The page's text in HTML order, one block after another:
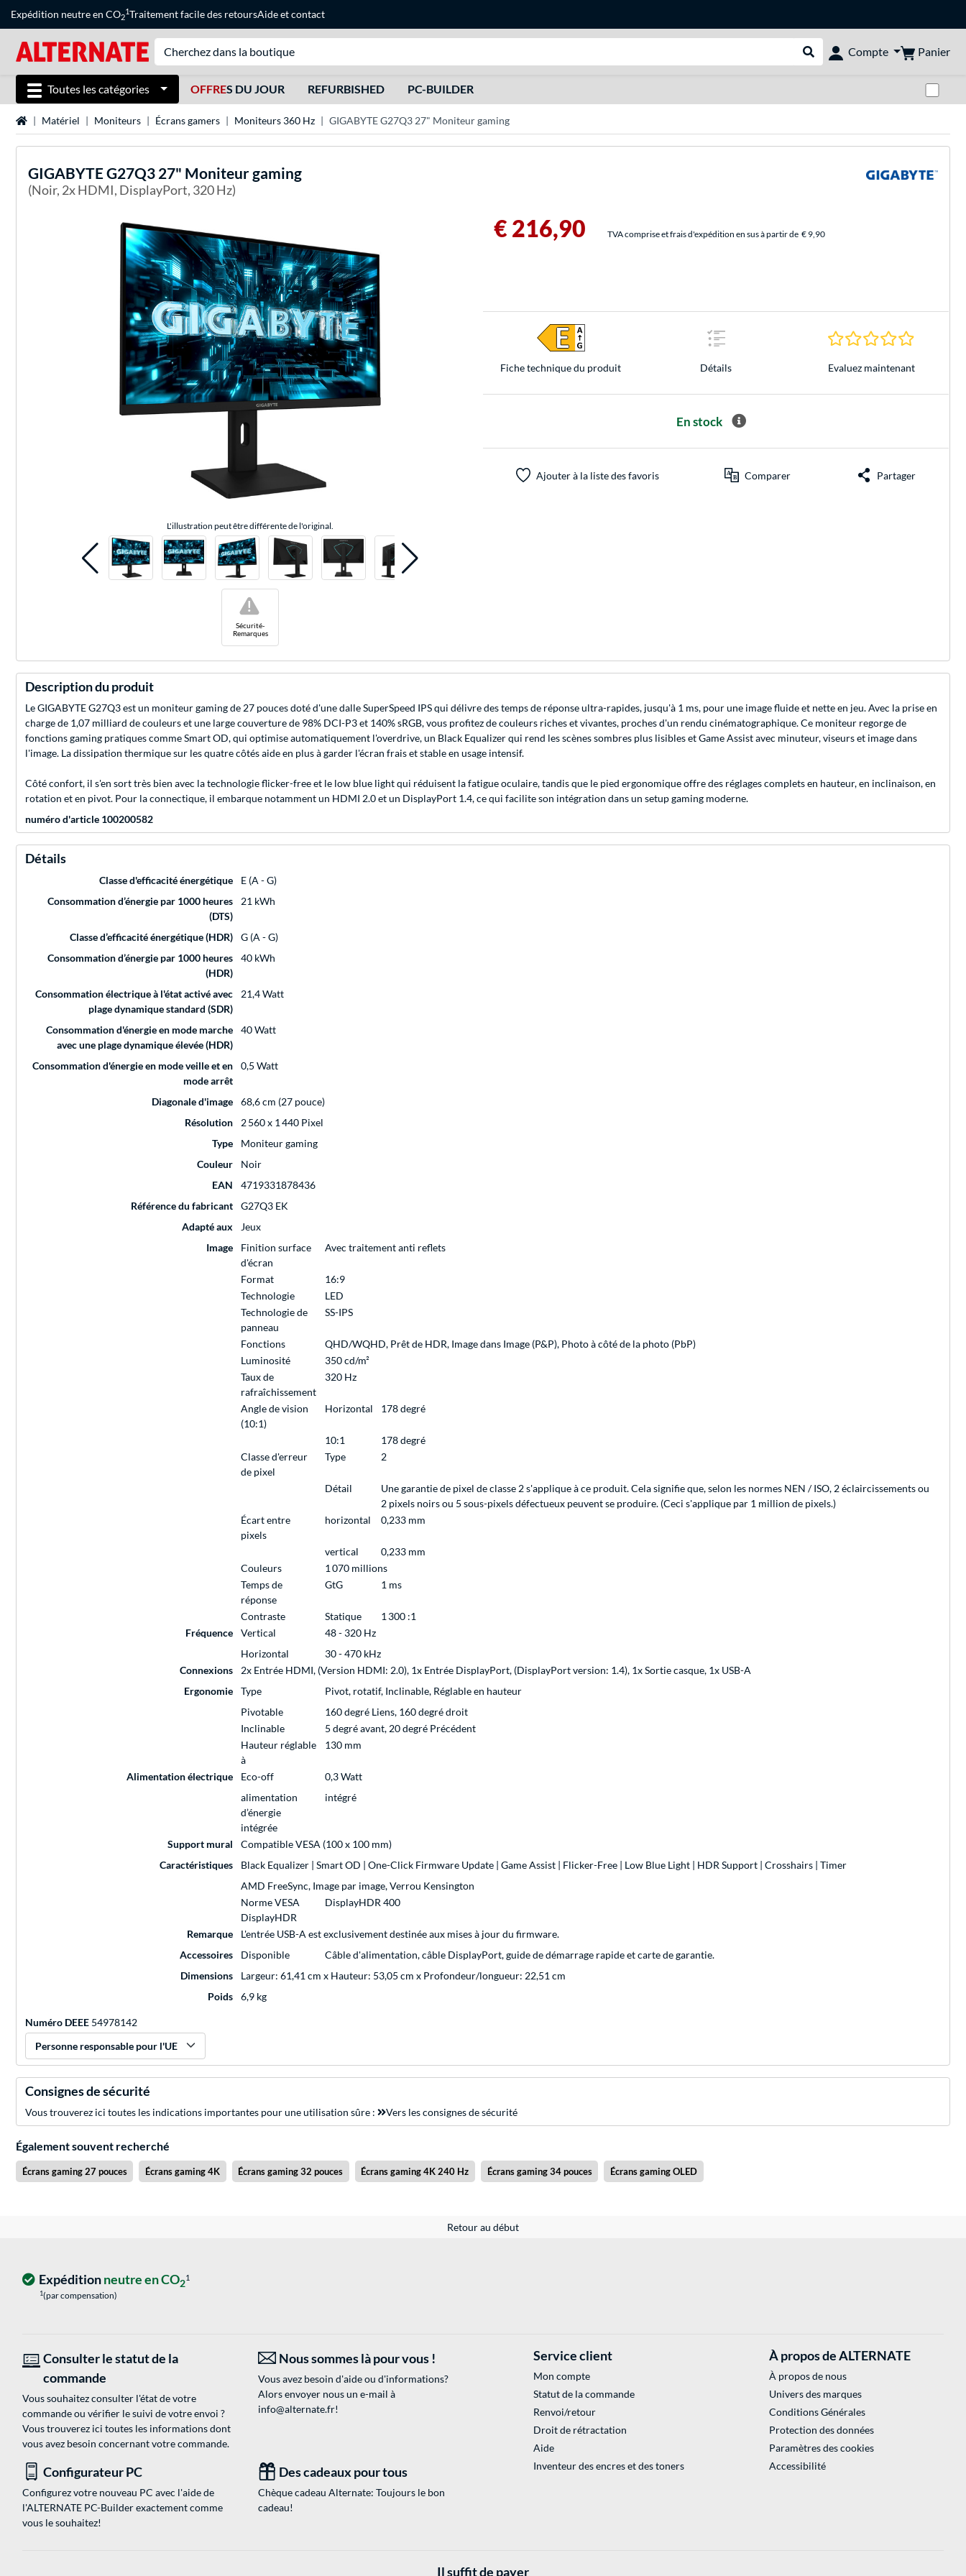
Expédition neutre en CO2
1Traitement facile des retoursAideetcontact
Rechercher dans le shop
Compte Panier
Toutes les catégories OFFRES DU JOUR REFURBISHED PC-BUILDER
Page d'accueil
Matériel Moniteurs Écrans gamers Moniteurs 360 Hz GIGABYTE G27Q3 27" Moniteur gaming
GIGABYTEG27Q3 27" Moniteur gaming
(Noir, 2x HDMI, DisplayPort, 320 Hz)
L'illustration peut être différente de l'original.
Sécurité-
Remarques
!
€ 216,90 TVA comprise et frais d'expédition en sus à partir de € 9,90
Fiche technique du produit Détails
0.0 Étoiles
Evaluez maintenant
En stock
Ajouter à la liste des favoris Comparer Partager
Description du produit
Le GIGABYTE G27Q3 est un moniteur gaming de 27 pouces doté d'une dalle SuperSpeed IPS qui délivre des temps de réponse ultra-rapides, jusqu'à 1 ms, pour une image fluide et nette en jeu. Avec la prise en
charge de 1,07 milliard de couleurs et une large couverture de 98% DCI-P3 et 140% sRGB, vous profitez de couleurs riches et vivantes, proches d'un rendu cinématographique. Ce moniteur regorge de
fonctions gaming pratiques comme Smart OD, qui optimise automatiquement l'overdrive, un Black Equalizer qui rend les scènes sombres plus lisibles et Game Assist avec minuteur, viseurs et image dans
l'image. La dissipation thermique sur les quatre côtés aide en plus à garder l'écran frais et stable en usage intensif.
Côté confort, il s'en sort très bien avec la technologie flicker-free et le low blue light qui réduisent la fatigue oculaire, tandis que le pied ergonomique offre des réglages complets en hauteur, en inclinaison, en
rotation et en pivot. Pour la connectique, il embarque notamment un HDMI 2.0 et un DisplayPort 1.4, ce qui facilite son intégration dans un setup gaming moderne.
numéro d'article 100200582
Détails
Classe d'efficacité énergétique
E (A - G)
Consommation d’énergie par 1000 heures
(DTS)
21 kWh
Classe d’efficacité énergétique (HDR)
G (A - G)
Consommation d’énergie par 1000 heures
(HDR)
40 kWh
Consommation électrique à l'état activé avec
plage dynamique standard (SDR)
21,4 Watt
Consommation d'énergie en mode marche
avec une plage dynamique élevée (HDR)
40 Watt
Consommation d'énergie en mode veille et en
mode arrêt
0,5 Watt
Diagonale d'image
68,6 cm (27 pouce)
Résolution
2 560 x 1 440 Pixel
Type
Moniteur gaming
Couleur
Noir
EAN
4719331878436
Référence du fabricant
G27Q3 EK
Adapté aux
Jeux
Image
Finition surface
d'écran
Avec traitement anti reflets
Format
16:9
Technologie
LED
Technologie de
panneau
SS-IPS
Fonctions
QHD/WQHD, Prêt de HDR, Image dans Image (P&P), Photo à côté de la photo (PbP)
Luminosité
350 cd/m²
Taux de
rafraîchissement
320 Hz
Angle de vision
(10:1)
Horizontal 178 degré
10:1
178 degré
Classe d'erreur
de pixel
Type 2
Détail
Une garantie de pixel de classe 2 s'applique à ce produit. Cela signifie que, selon les normes NEN / ISO, 2 éclaircissements ou
2 pixels noirs ou 5 sous-pixels défectueux peuvent se produire. (Ceci s'applique par 1 million de pixels.)
Écart entre
pixels
horizontal 0,233 mm
vertical
0,233 mm
Couleurs
1 070 millions
Temps de
réponse
GtG 1 ms
Contraste Statique
1 300 :1
Fréquence
Vertical
48 - 320 Hz
Horizontal
30 - 470 kHz
Connexions
2x Entrée HDMI, (Version HDMI: 2.0), 1x Entrée DisplayPort, (DisplayPort version: 1.4), 1x Sortie casque, 1x USB-A
Ergonomie
Type
Pivot, rotatif, Inclinable, Réglable en hauteur
Pivotable
160 degré Liens, 160 degré droit
Inclinable
5 degré avant, 20 degré Précédent
Hauteur réglable
à
130 mm
Alimentation électrique Eco-off
0,3 Watt
alimentation
d’énergie
intégrée
intégré
Support mural
Compatible VESA (100 x 100 mm)
Caractéristiques
Black Equalizer | Smart OD | One-Click Firmware Update | Game Assist | Flicker-Free | Low Blue Light | HDR Support | Crosshairs | Timer
AMD FreeSync, Image par image, Verrou Kensington
Norme VESA
DisplayHDR
DisplayHDR 400
Remarque
L'entrée USB-A est exclusivement destinée aux mises à jour du firmware.
Accessoires
Disponible
Câble d'alimentation, câble DisplayPort, guide de démarrage rapide et carte de garantie.
Dimensions
Largeur: 61,41 cm x Hauteur: 53,05 cm x Profondeur/longueur: 22,51 cm
Poids
6,9 kg
Numéro DEEE 54978142
Personne responsable pour l'UE
Consignes de sécurité
Vous trouverez ici toutes les indications importantes pour une utilisation sûre : Vers les consignes de sécurité
Également souvent recherché
Écrans gaming 27 pouces Écrans gaming 4K Écrans gaming 32 pouces Écrans gaming 4K 240 Hz Écrans gaming 34 pouces Écrans gaming OLED
Retour au début
Expéditionneutre en CO21
1(par compensation)
Consulter le statut de la
commande
Vous souhaitez consulter l'état de votre
commande ou vérifier le suivi de votre envoi ?
Vous trouverez ici toutes les informations dont
vous avez besoin concernant votre commande.
Nous sommes là pour vous !
Vous avez besoin d'aide ou d'informations?
Alors envoyer nous un e-mail à
info@alternate.fr!
Configurateur PC
Configurez votre nouveau PC avec l'aide de
l'ALTERNATE PC-Builder exactement comme
vous le souhaitez!
Des cadeaux pour tous
Chèque cadeau Alternate: Toujours le bon
cadeau!
Service client
Mon compte
Statut de la commande
Renvoi/retour
Droit de rétractation
Aide
Inventeur des encres et des toners
À propos de ALTERNATE
À propos de nous
Univers des marques
Conditions Générales
Protection des données
Paramètres des cookies
Accessibilité
Il suffit de payer